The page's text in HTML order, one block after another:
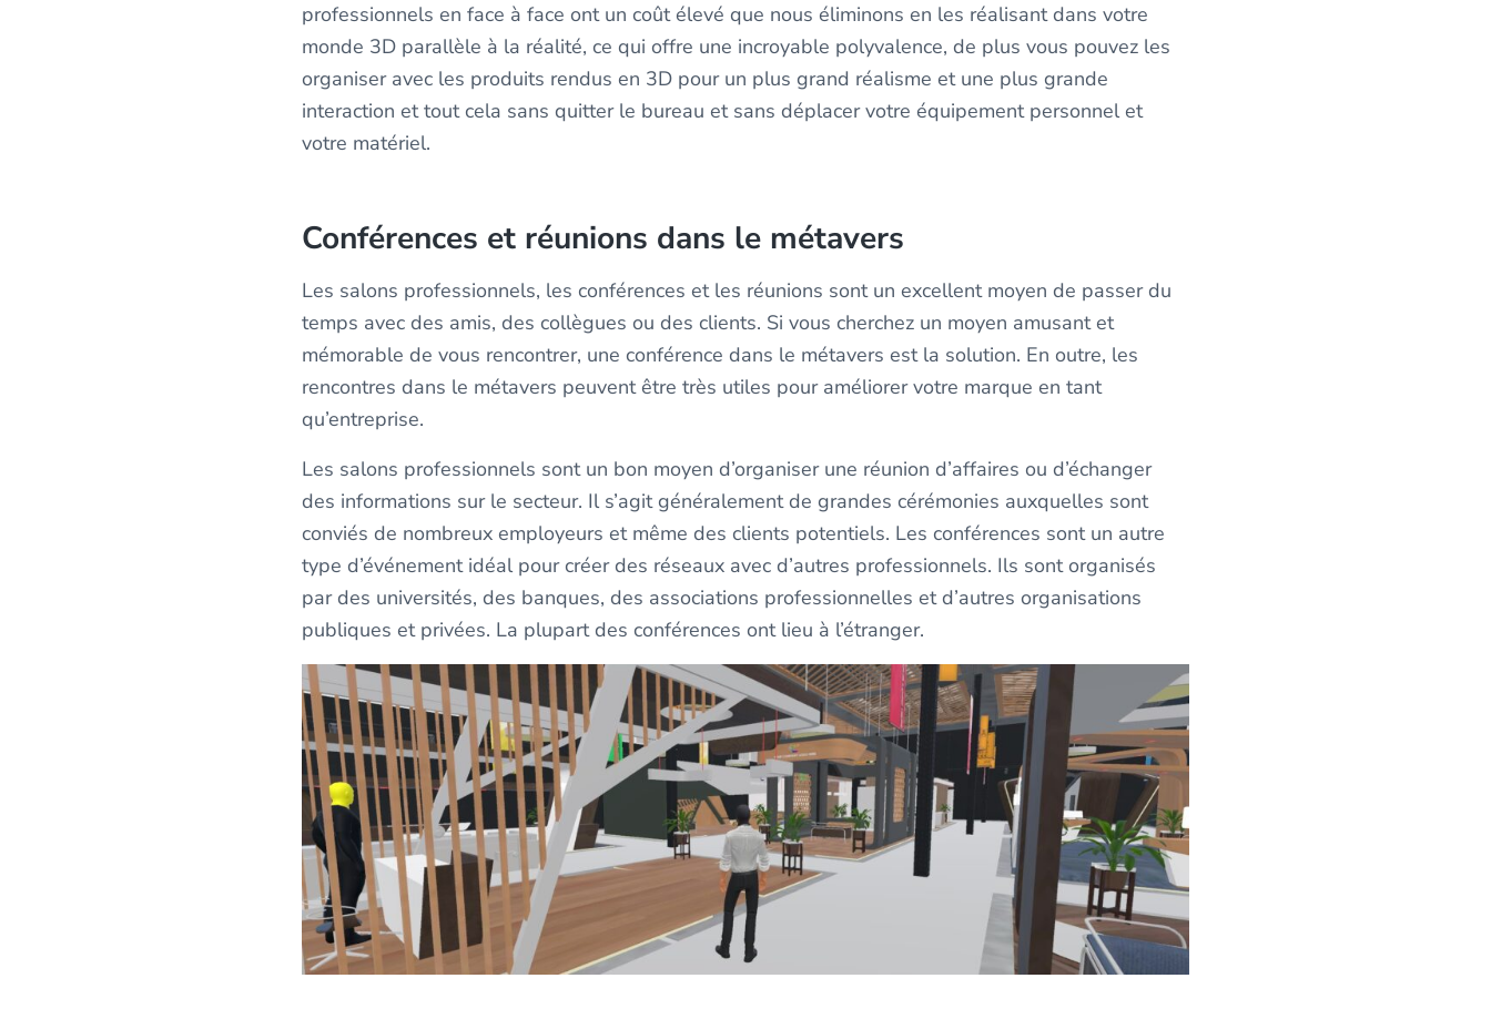
professionnels en face à face ont un coût élevé que nous éliminons en les réalisant dans votre
monde 3D parallèle à la réalité, ce qui offre une incroyable polyvalence, de plus vous pouvez les
organiser avec les produits rendus en 3D pour un plus grand réalisme et une plus grande
interaction et tout cela sans quitter le bureau et sans déplacer votre équipement personnel et
votre matériel.
Conférences et réunions dans le métavers
Les salons professionnels, les conférences et les réunions sont un excellent moyen de passer du
temps avec des amis, des collègues ou des clients. Si vous cherchez un moyen amusant et
mémorable de vous rencontrer, une conférence dans le métavers est la solution. En outre, les
rencontres dans le métavers peuvent être très utiles pour améliorer votre marque en tant
qu’entreprise.
Les salons professionnels sont un bon moyen d’organiser une réunion d’affaires ou d’échanger
des informations sur le secteur. Il s’agit généralement de grandes cérémonies auxquelles sont
conviés de nombreux employeurs et même des clients potentiels. Les conférences sont un autre
type d’événement idéal pour créer des réseaux avec d’autres professionnels. Ils sont organisés
par des universités, des banques, des associations professionnelles et d’autres organisations
publiques et privées. La plupart des conférences ont lieu à l’étranger.